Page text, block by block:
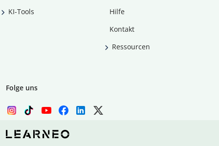
KI-Tools
Hilfe
Kontakt
Ressourcen
Folge uns